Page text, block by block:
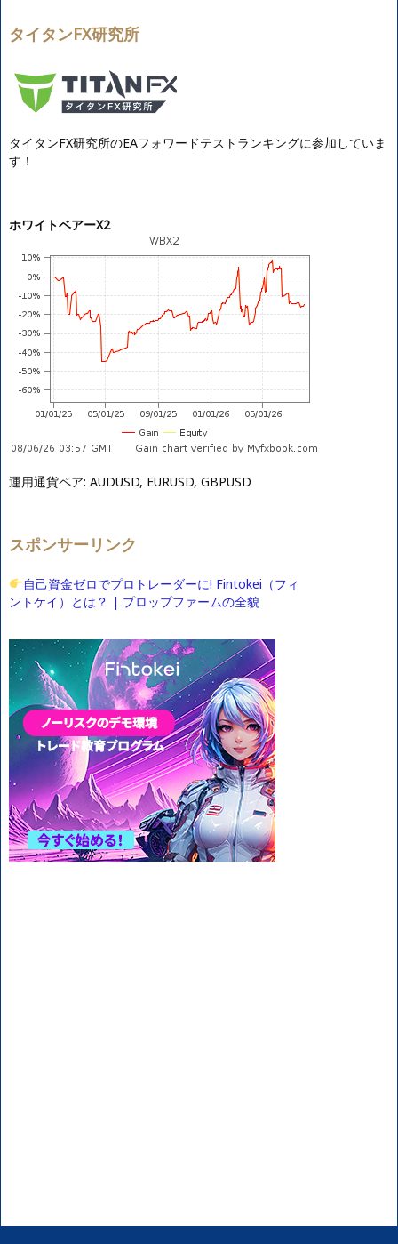
タイタンFX研究所
タイタンFX研究所のEAフォワードテストランキングに参加していま
す！
ホワイトベアーX2
運用通貨ペア: AUDUSD, EURUSD, GBPUSD
スポンサーリンク
自己資金ゼロでプロトレーダーに! Fintokei（フィ
ントケイ）とは？ | プロップファームの全貌